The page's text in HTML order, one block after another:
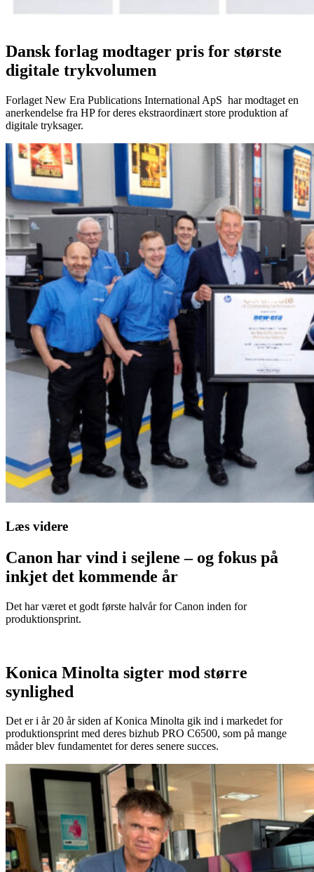
Dansk forlag modtager pris for største
digitale trykvolumen
Forlaget New Era Publications International ApS har modtaget en
anerkendelse fra HP for deres ekstraordinært store produktion af
digitale tryksager.
Læs videre
Canon har vind i sejlene – og fokus på
inkjet det kommende år
Det har været et godt første halvår for Canon inden for
produktionsprint.
Konica Minolta sigter mod større
synlighed
Det er i år 20 år siden af Konica Minolta gik ind i markedet for
produktionsprint med deres bizhub PRO C6500, som på mange
måder blev fundamentet for deres senere succes.